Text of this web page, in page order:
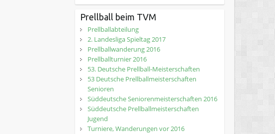
Prellball beim TVM
Prellballabteilung
2. Landesliga Spieltag 2017
Prellballwanderung 2016
Prellballturnier 2016
53. Deutsche Prellball-Meisterschaften
53 Deutsche Prellballmeisterschaften
Senioren
Süddeutsche Seniorenmeisterschaften 2016
Süddeutsche Prellballmeisterschaften
Jugend
Turniere, Wanderungen vor 2016